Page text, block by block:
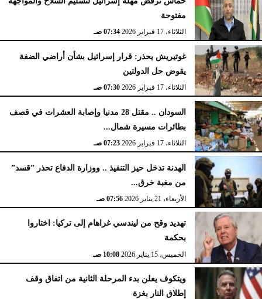
مفتوحة
الثلاثاء، 17 فبراير 2026 07:34 صـ
غوتيريش يحذر: قرار إسرائيل بشأن أراضي الضفة
يقوض حل الدولتين
الثلاثاء، 17 فبراير 2026 07:30 صـ
السودان .. مقتل 28 مدنيا وإصابة العشرات في قصف
بطائرات مسيرة شمال...
الثلاثاء، 17 فبراير 2026 07:23 صـ
الهدنة تدخل حيز التنفيذ .. ووزارة الدفاع تحذر ”قسد”
من مغبة خرق...
الأربعاء، 21 يناير 2026 07:56 صـ
تهديد وقح من ليندسي غراهام إلى تركيا: اختاروا
بحكمة
الخميس، 15 يناير 2026 10:08 صـ
ويتكوف يعلن بدء المرحلة الثانية من اتفاق وقف
إطلاق النار بغزة